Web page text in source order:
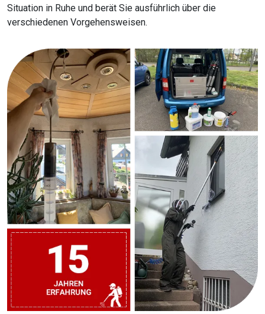
Situation in Ruhe und berät Sie ausführlich über die
verschiedenen Vorgehensweisen.